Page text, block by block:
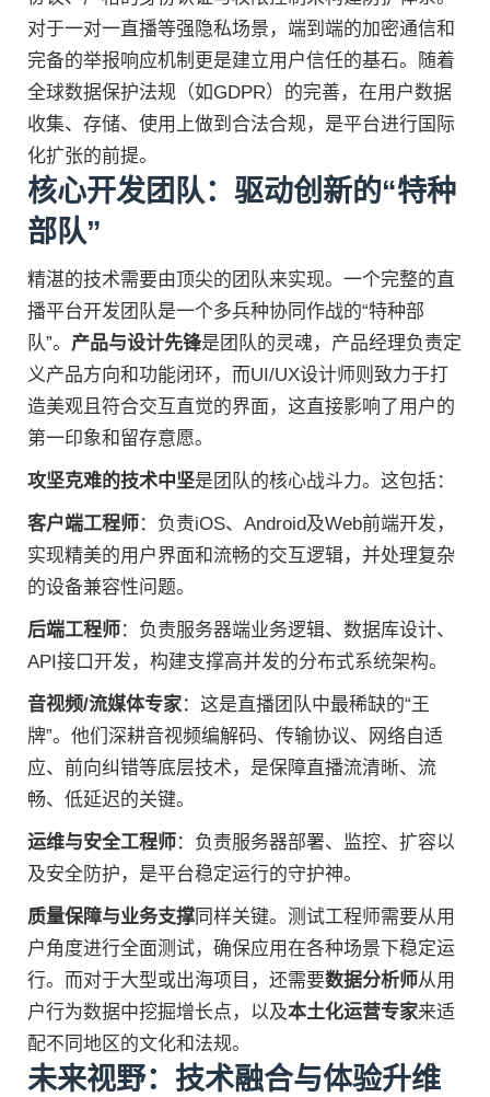
对于一对一直播等强隐私场景，端到端的加密通信和
完备的举报响应机制更是建立用户信任的基石。随着
全球数据保护法规（如GDPR）的完善，在用户数据
收集、存储、使用上做到合法合规，是平台进行国际
化扩张的前提。
核心开发团队：驱动创新的“特种
部队”
精湛的技术需要由顶尖的团队来实现。一个完整的直
播平台开发团队是一个多兵种协同作战的“特种部
队”。 产品与设计先锋是团队的灵魂，产品经理负责定
义产品方向和功能闭环，而UI/UX设计师则致力于打
造美观且符合交互直觉的界面，这直接影响了用户的
第一印象和留存意愿。
攻坚克难的技术中坚是团队的核心战斗力。这包括：
客户端工程师：负责iOS、Android及Web前端开发，
实现精美的用户界面和流畅的交互逻辑，并处理复杂
的设备兼容性问题。
后端工程师：负责服务器端业务逻辑、数据库设计、
API接口开发，构建支撑高并发的分布式系统架构。
音视频/流媒体专家：这是直播团队中最稀缺的“王
牌”。他们深耕音视频编解码、传输协议、网络自适
应、前向纠错等底层技术，是保障直播流清晰、流
畅、低延迟的关键。
运维与安全工程师：负责服务器部署、监控、扩容以
及安全防护，是平台稳定运行的守护神。
质量保障与业务支撑同样关键。测试工程师需要从用
户角度进行全面测试，确保应用在各种场景下稳定运
行。而对于大型或出海项目，还需要数据分析师从用
户行为数据中挖掘增长点，以及本土化运营专家来适
配不同地区的文化和法规。
未来视野：技术融合与体验升维